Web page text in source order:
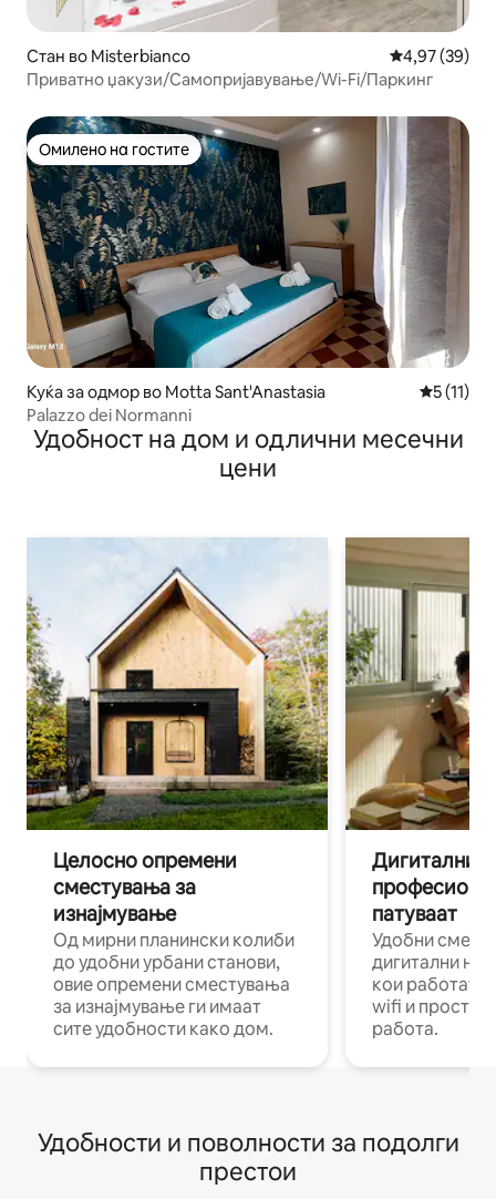
Стан во Misterbianco Просечна
4,97 (39)
Приватно џакузи/Самопријавување/Wi-Fi/Паркинг
Омилено на гостите
Омилено на гостите
Куќа за одмор во Motta Sant'Anastasia
5 (11)
Palazzo dei Normanni
Удобност на дом и одлични месечни
цени
Целосно опремени
сместувања за
изнајмување
Од мирни планински колиби
до удобни урбани станови,
овие опремени сместувања
за изнајмување ги имаат
сите удобности како дом.
Дигитални
патуваат
Удобни
дигитални
кои работат
wifi и
работа.
Удобности и поволности за подолги
престои